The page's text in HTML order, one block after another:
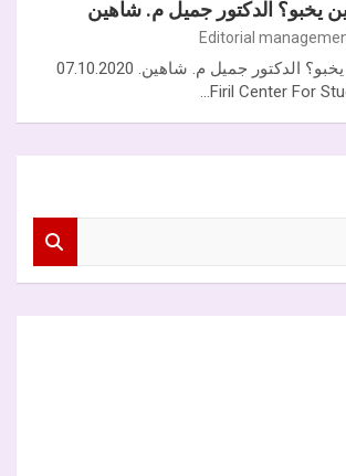
يخبو؟ الدكتور جميل م. شاهين
Editorial
هل بدأ نجمُ بوتين يخبو؟ الدكتور جميل م. شاهين. 07.10.2020
Firil Center For